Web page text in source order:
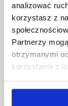
analizować
korzystasz z
Partnerzy
otrzymanymi
korzystania z
przejdź
do
treści
Wydawnictwo
Covid info
Studia
Praca na UR
Zamówienia
Fundusze
Projekty